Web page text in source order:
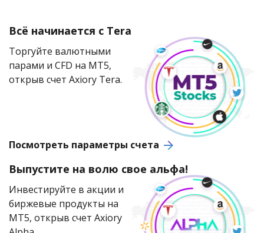
Всё начинается с Tera
Торгуйте валютными
парами и CFD на MT5,
открыв счет Axiory Tera.
Посмотреть параметры счета
Выпустите на волю свое альфа!
Инвестируйте в акции и
биржевые продукты на
MT5, открыв счет Axiory